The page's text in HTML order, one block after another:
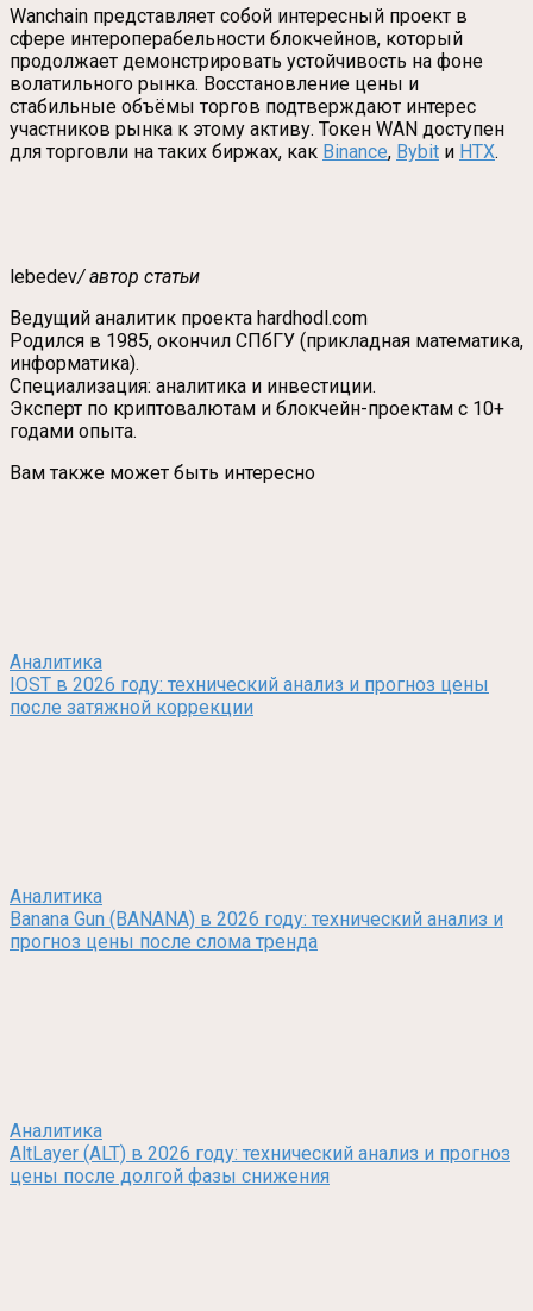
Wanchain представляет собой интересный проект в
сфере интероперабельности блокчейнов, который
продолжает демонстрировать устойчивость на фоне
волатильного рынка. Восстановление цены и
стабильные объёмы торгов подтверждают интерес
участников рынка к этому активу. Токен WAN доступен
для торговли на таких биржах, как Binance, Bybit и HTX.
lebedev/ автор статьи
Ведущий аналитик проекта hardhodl.com
Родился в 1985, окончил СПбГУ (прикладная математика,
информатика).
Специализация: аналитика и инвестиции.
Эксперт по криптовалютам и блокчейн-проектам с 10+
годами опыта.
Вам также может быть интересно
Аналитика
IOST в 2026 году: технический анализ и прогноз цены
после затяжной коррекции
Аналитика
Banana Gun (BANANA) в 2026 году: технический анализ и
прогноз цены после слома тренда
Аналитика
AltLayer (ALT) в 2026 году: технический анализ и прогноз
цены после долгой фазы снижения